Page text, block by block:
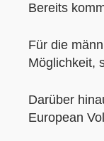
Bereits
Für die
Möglichkeit,
Darüber
European